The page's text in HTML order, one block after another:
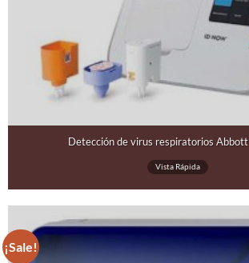
Detección de virus respiratorios
Vista Rápida
¡Sale!